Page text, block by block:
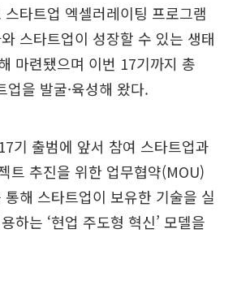
타트업 엑셀러레이팅 프로그램
스타트업이 성장할 수 있는 생태
마련됐으며 이번 17기까지 총
을 발굴·육성해 왔다.
기 출범에 앞서 참여 스타트업과
트 추진을 위한 업무협약(MOU)
해 스타트업이 보유한 기술을 실
하는 ‘현업 주도형 혁신’ 모델을